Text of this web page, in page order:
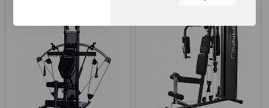
zum Anzeigen relevanter
Inhalte. Durch Klicken auf
"Alles erlauben" stimmen Sie
dem Einsatz von Cookies und
ähnlichen Technologien zu
den vorgenannten Zwecken
zu. Durch Klicken auf